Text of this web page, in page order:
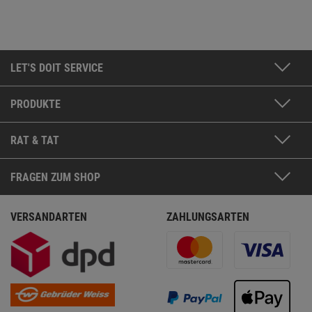
LET'S DOIT SERVICE
PRODUKTE
RAT & TAT
FRAGEN ZUM SHOP
VERSANDARTEN ZAHLUNGSARTEN